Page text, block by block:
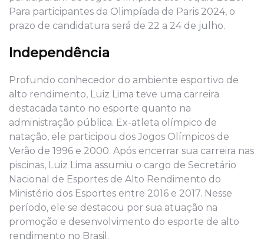
Para participantes da Olimpíada de Paris 2024, o
prazo de candidatura será de 22 a 24 de julho.
Independência
Profundo conhecedor do ambiente esportivo de
alto rendimento, Luiz Lima teve uma carreira
destacada tanto no esporte quanto na
administração pública. Ex-atleta olímpico de
natação, ele participou dos Jogos Olímpicos de
Verão de 1996 e 2000. Após encerrar sua carreira nas
piscinas, Luiz Lima assumiu o cargo de Secretário
Nacional de Esportes de Alto Rendimento do
Ministério dos Esportes entre 2016 e 2017. Nesse
período, ele se destacou por sua atuação na
promoção e desenvolvimento do esporte de alto
rendimento no Brasil.